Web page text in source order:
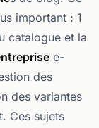
important : 1
catalogue et la
e-
des
des variantes
Ces sujets